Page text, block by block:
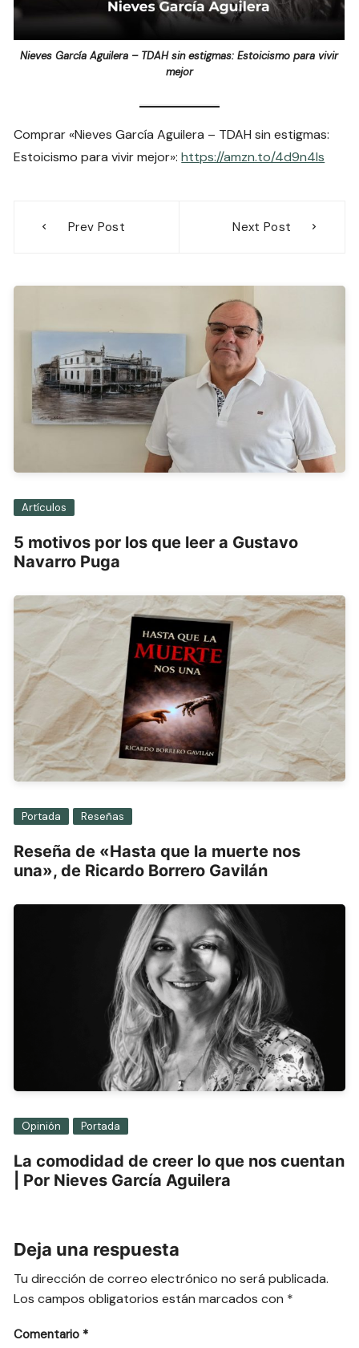
Nieves García Aguilera – TDAH sin estigmas: Estoicismo para vivir
mejor
Comprar «Nieves García Aguilera – TDAH sin estigmas:
Estoicismo para vivir mejor»:https://amzn.to/4d9n4Is
Prev Post Next Post
Artículos
5 motivos por los que leer a Gustavo
Navarro Puga
Portada Reseñas
Reseña de «Hasta que la muerte nos
una», de Ricardo Borrero Gavilán
Opinión Portada
La comodidad de creer lo que nos cuentan
| Por Nieves García Aguilera
Deja una respuesta
Tu dirección de correo electrónico no será publicada.
Los campos obligatorios están marcados con *
Comentario *